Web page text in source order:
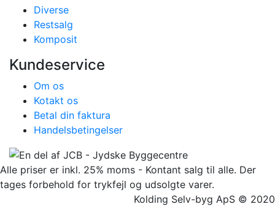
Diverse
Restsalg
Komposit
Kundeservice
Om os
Kotakt os
Betal din faktura
Handelsbetingelser
Alle priser er inkl. 25% moms - Kontant salg til alle. Der
tages forbehold for trykfejl og udsolgte varer.
Kolding Selv-byg ApS © 2020